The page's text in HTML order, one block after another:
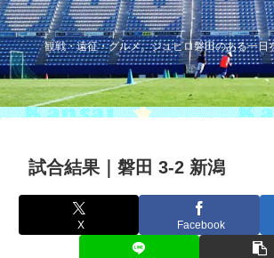
観戦・遠征・グルメ。ジュビロ磐田のある一日
試合結果｜磐田 3-2 新潟
X Facebook